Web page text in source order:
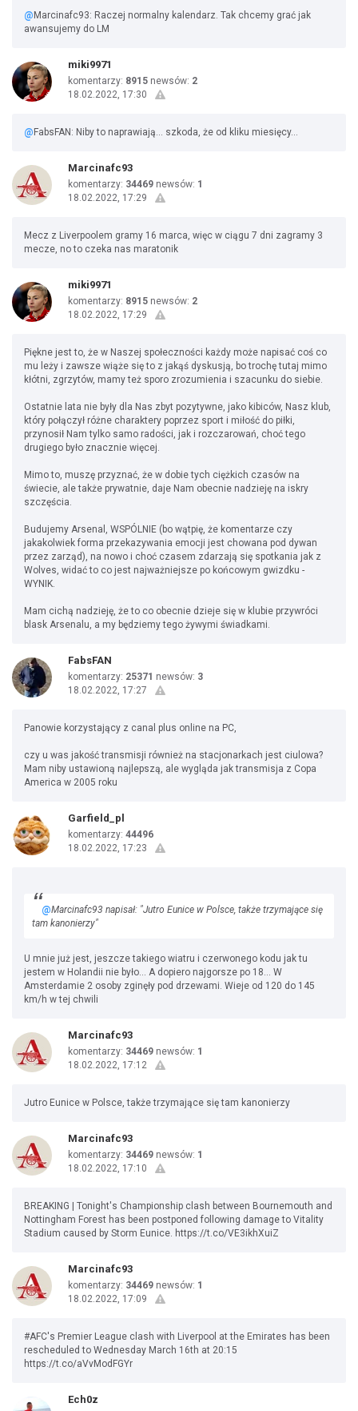
@ Marcinafc93: Raczej normalny kalendarz. Tak chcemy grać jak
awansujemy do LM
miki9971
komentarzy: 8915 newsów: 2
18.02.2022, 17:30
@ FabsFAN: Niby to naprawiają... szkoda, że od kliku miesięcy...
Marcinafc93
komentarzy: 34469 newsów: 1
18.02.2022, 17:29
Mecz z Liverpoolem gramy 16 marca, więc w ciągu 7 dni zagramy 3
mecze, no to czeka nas maratonik
miki9971
komentarzy: 8915 newsów: 2
18.02.2022, 17:29
Piękne jest to, że w Naszej społeczności każdy może napisać coś co
mu leży i zawsze wiąże się to z jakąś dyskusją, bo trochę tutaj mimo
kłótni, zgrzytów, mamy też sporo zrozumienia i szacunku do siebie.
Ostatnie lata nie były dla Nas zbyt pozytywne, jako kibiców, Nasz klub,
który połączył różne charaktery poprzez sport i miłość do piłki,
przynosił Nam tylko samo radości, jak i rozczarowań, choć tego
drugiego było znacznie więcej.
Mimo to, muszę przyznać, że w dobie tych ciężkich czasów na
świecie, ale także prywatnie, daje Nam obecnie nadzieję na iskry
szczęścia.
Budujemy Arsenal, WSPÓLNIE (bo wątpię, że komentarze czy
jakakolwiek forma przekazywania emocji jest chowana pod dywan
przez zarząd), na nowo i choć czasem zdarzają się spotkania jak z
Wolves, widać to co jest najważniejsze po końcowym gwizdku -
WYNIK.
Mam cichą nadzieję, że to co obecnie dzieje się w klubie przywróci
blask Arsenalu, a my będziemy tego żywymi świadkami.
FabsFAN
komentarzy: 25371 newsów: 3
18.02.2022, 17:27
Panowie korzystający z canal plus online na PC,
czy u was jakość transmisji również na stacjonarkach jest ciulowa?
Mam niby ustawioną najlepszą, ale wygląda jak transmisja z Copa
America w 2005 roku
Garfield_pl
komentarzy: 44496
18.02.2022, 17:23
@Marcinafc93 napisał: "Jutro Eunice w Polsce, także trzymające się
tam kanonierzy"
U mnie już jest, jeszcze takiego wiatru i czerwonego kodu jak tu
jestem w Holandii nie było... A dopiero najgorsze po 18... W
Amsterdamie 2 osoby zginęły pod drzewami. Wieje od 120 do 145
km/h w tej chwili
Marcinafc93
komentarzy: 34469 newsów: 1
18.02.2022, 17:12
Jutro Eunice w Polsce, także trzymające się tam kanonierzy
Marcinafc93
komentarzy: 34469 newsów: 1
18.02.2022, 17:10
BREAKING | Tonight's Championship clash between Bournemouth and
Nottingham Forest has been postponed following damage to Vitality
Stadium caused by Storm Eunice. https://t.co/VE3ikhXuiZ
Marcinafc93
komentarzy: 34469 newsów: 1
18.02.2022, 17:09
#AFC's Premier League clash with Liverpool at the Emirates has been
rescheduled to Wednesday March 16th at 20:15
https://t.co/aVvModFGYr
Ech0z